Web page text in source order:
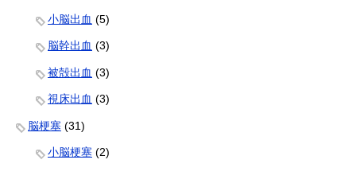
小脳出血 (5)
脳幹出血 (3)
被殻出血 (3)
視床出血 (3)
脳梗塞 (31)
小脳梗塞 (2)